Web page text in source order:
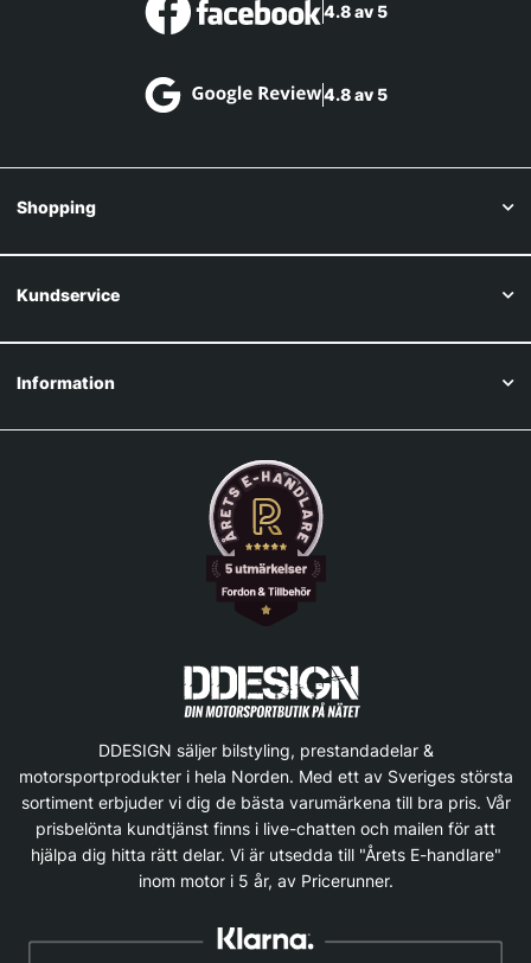
4.8 av 5
4.8 av 5
Shopping
Kundservice
Information
DDESIGN säljer bilstyling, prestandadelar &
motorsportprodukter i hela Norden. Med ett av Sveriges största
sortiment erbjuder vi dig de bästa varumärkena till bra pris. Vår
prisbelönta kundtjänst finns i live-chatten och mailen för att
hjälpa dig hitta rätt delar. Vi är utsedda till "Årets E-handlare"
inom motor i 5 år, av Pricerunner.